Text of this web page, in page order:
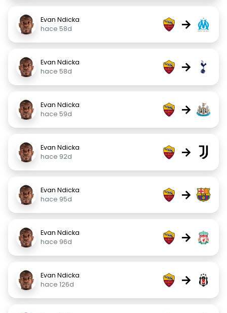
Evan Ndicka
hace 58d
→
Evan Ndicka
hace 58d
→
Evan Ndicka
hace 59d
→
Evan Ndicka
hace 92d
→
Evan Ndicka
hace 95d
→
Evan Ndicka
hace 96d
→
Evan Ndicka
hace 126d
→